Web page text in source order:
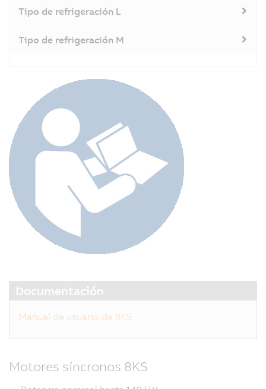
Tipo de refrigeración L
Tipo de refrigeración M
Documentación
Manual de usuario de 8KS
Motores síncronos 8KS